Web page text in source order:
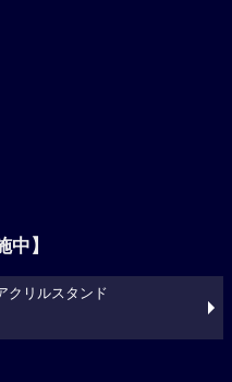
中】
クリルスタンド